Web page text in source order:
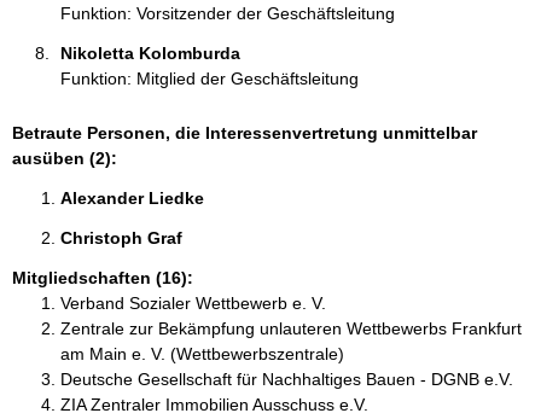
Funktion: Vorsitzender der Geschäftsleitung
Nikoletta Kolomburda
Funktion: Mitglied der Geschäftsleitung
Betraute Personen, die Interessenvertretung unmittelbar
ausüben (2):
Alexander Liedke
Christoph Graf
Mitgliedschaften (16):
Verband Sozialer Wettbewerb e. V.
Zentrale zur Bekämpfung unlauteren Wettbewerbs Frankfurt
am Main e. V. (Wettbewerbszentrale)
Deutsche Gesellschaft für Nachhaltiges Bauen - DGNB e.V.
ZIA Zentraler Immobilien Ausschuss e.V.